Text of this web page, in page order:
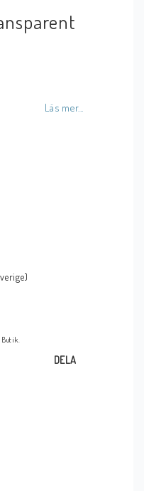
Läs mer...
DELA